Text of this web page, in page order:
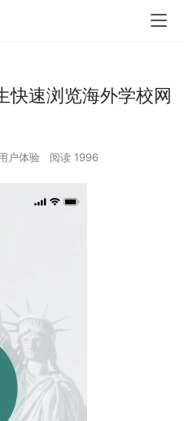
快速浏览海外学校网
户体验 阅读 1996